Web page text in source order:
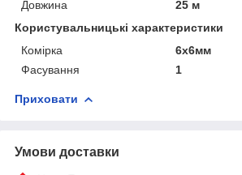
Довжина
25 м
Користувальницькі характеристики
Комірка
6х6мм
Фасування
1
Приховати
Умови доставки